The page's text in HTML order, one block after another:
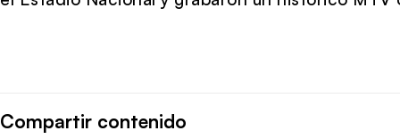
Compartir contenido